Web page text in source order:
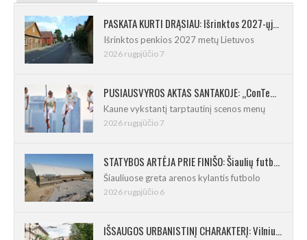
PASKATA KURTI DRĄSIAU: Išrinktos 2027-ųjų Lietuvos mažosios kultūros sostinės
Išrinktos penkios 2027 metų Lietuvos
2026 rugpjūčio 7
PUSIAUSVYROS AKTAS SANTAKOJE: „ConTempo 2026“ uždarys sudėtingas pasirodymas 8 m aukštyje
Kaune vykstantį tarptautinį scenos menų
2026 rugpjūčio 7
STATYBOS ARTĖJA PRIE FINIŠO: Šiaulių futbolo ir regbio maniežas įgavo kontūrus
Šiauliuose greta arenos kylantis futbolo
2026 rugpjūčio 6
IŠSAUGOS URBANISTINĮ CHARAKTERĮ: Vilniuje pradėtas Jogailos gatvės remontas